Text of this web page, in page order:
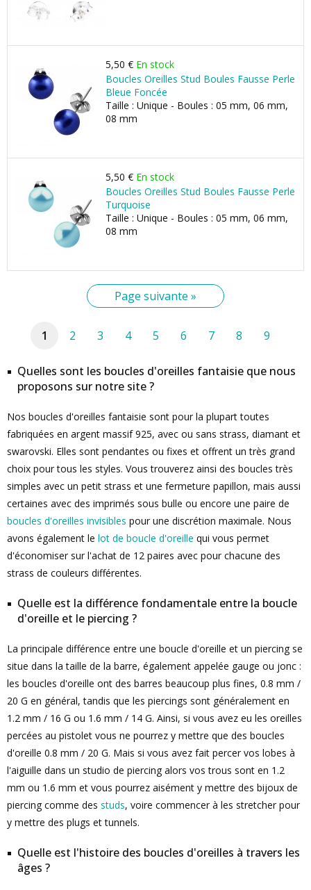
5,50 € En stock
Boucles Oreilles Stud Boules Fausse Perle
Bleue Foncée
Taille : Unique - Boules : 05 mm, 06 mm,
08 mm
5,50 € En stock
Boucles Oreilles Stud Boules Fausse Perle
Turquoise
Taille : Unique - Boules : 05 mm, 06 mm,
08 mm
Page suivante »
1 2 3 4 5 6 7 8 9
Quelles sont les boucles d'oreilles fantaisie que nous
proposons sur notre site ?
Nos boucles d'oreilles fantaisie sont pour la plupart toutes
fabriquées en argent massif 925, avec ou sans strass, diamant et
swarovski. Elles sont pendantes ou fixes et offrent un très grand
choix pour tous les styles. Vous trouverez ainsi des boucles très
simples avec un petit strass et une fermeture papillon, mais aussi
certaines avec des imprimés sous bulle ou encore une paire de
boucles d'oreilles invisibles pour une discrétion maximale. Nous
avons également le lot de boucle d'oreille qui vous permet
d'économiser sur l'achat de 12 paires avec pour chacune des
strass de couleurs différentes.
Quelle est la différence fondamentale entre la boucle
d'oreille et le piercing ?
La principale différence entre une boucle d'oreille et un piercing se
situe dans la taille de la barre, également appelée gauge ou jonc :
les boucles d'oreille ont des barres beaucoup plus fines, 0.8 mm /
20 G en général, tandis que les piercings sont généralement en
1.2 mm / 16 G ou 1.6 mm / 14 G. Ainsi, si vous avez eu les oreilles
percées au pistolet vous ne pourrez y mettre que des boucles
d'oreille 0.8 mm / 20 G. Mais si vous avez fait percer vos lobes à
l'aiguille dans un studio de piercing alors vos trous sont en 1.2
mm ou 1.6 mm et vous pourrez aisément y mettre des bijoux de
piercing comme des studs, voire commencer à les stretcher pour
y mettre des plugs et tunnels.
Quelle est l'histoire des boucles d'oreilles à travers les
âges ?